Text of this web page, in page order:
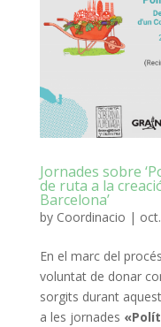
Jornades sobre
de ruta a la
Barcelona’
by Coordinacio |
En el marc del
voluntat de donar
sorgits durant
a les jornades